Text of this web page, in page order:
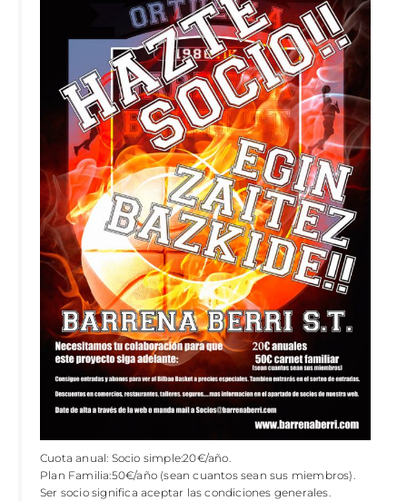
Cuota anual: Socio simple:20€/año.
Plan Familia:50€/año (sean cuantos sean sus miembros).
Ser socio significa aceptar las condiciones generales.